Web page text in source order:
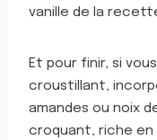
vanille de la
Et pour finir, si
croustillant,
amandes ou noix
croquant, riche